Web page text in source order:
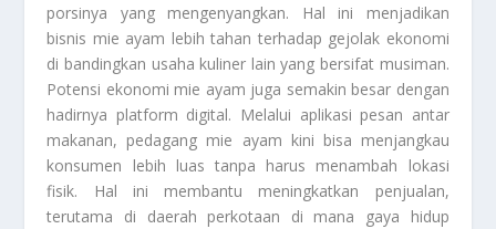
porsinya yang mengenyangkan. Hal ini menjadikan
bisnis mie ayam lebih tahan terhadap gejolak ekonomi
di bandingkan usaha kuliner lain yang bersifat musiman.
Potensi ekonomi mie ayam juga semakin besar dengan
hadirnya platform digital. Melalui aplikasi pesan antar
makanan, pedagang mie ayam kini bisa menjangkau
konsumen lebih luas tanpa harus menambah lokasi
fisik. Hal ini membantu meningkatkan penjualan,
terutama di daerah perkotaan di mana gaya hidup